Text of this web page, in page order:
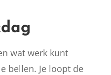
wat werk kunt
bellen. Je loopt de